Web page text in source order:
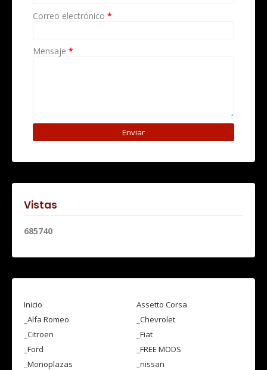
Correo electrónico *
Mensaje *
Vistas
685740
Inicio
Assetto Corsa
_Alfa Romeo
_Chevrolet
_Citroen
_Fiat
_Ford
_FREE MODS
_Monoplazas
_nissan